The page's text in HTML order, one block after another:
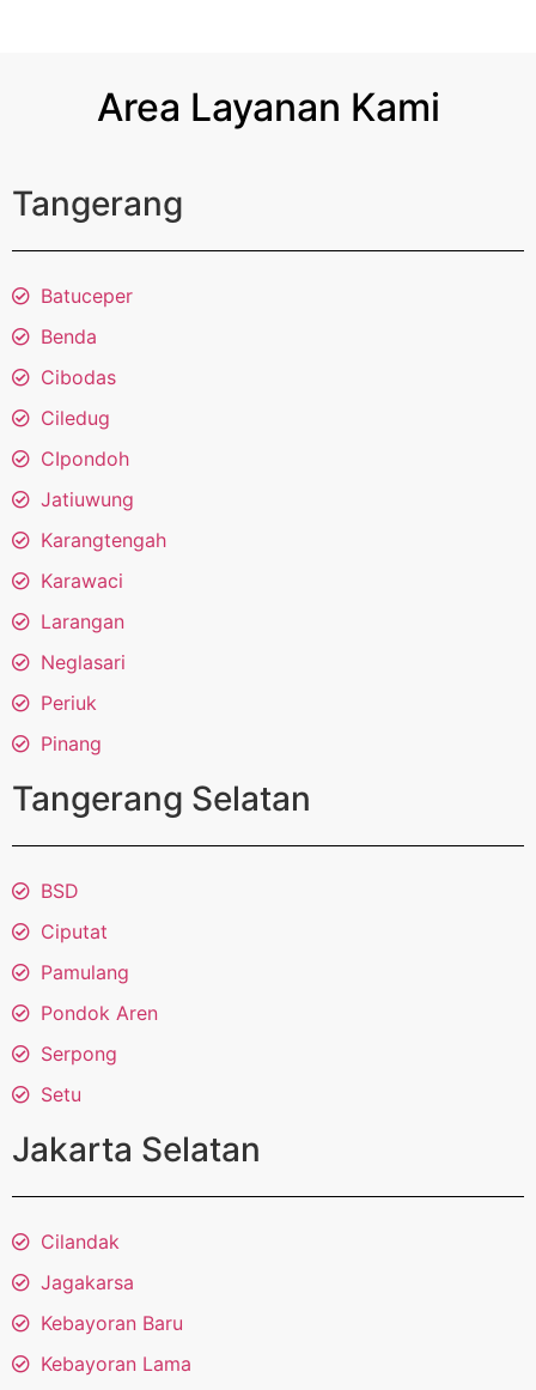
Area Layanan Kami
Tangerang
Batuceper
Benda
Cibodas
Ciledug
CIpondoh
Jatiuwung
Karangtengah
Karawaci
Larangan
Neglasari
Periuk
Pinang
Tangerang Selatan
BSD
Ciputat
Pamulang
Pondok Aren
Serpong
Setu
Jakarta Selatan
Cilandak
Jagakarsa
Kebayoran Baru
Kebayoran Lama